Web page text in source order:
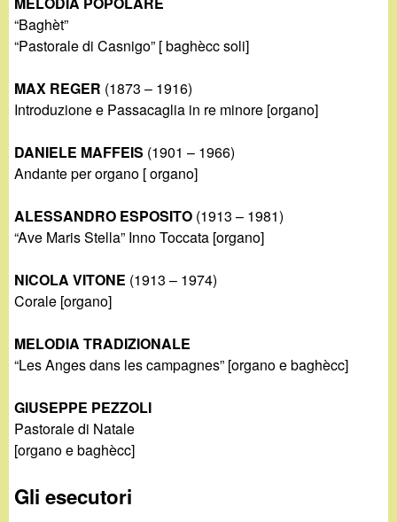
“Baghèt”
“Pastorale di Casnigo” [ baghècc soli]
MAX REGER (1873 – 1916)
Introduzione e Passacaglia in re minore [organo]
DANIELE MAFFEIS (1901 – 1966)
Andante per organo [ organo]
ALESSANDRO ESPOSITO (1913 – 1981)
“Ave Maris Stella” Inno Toccata [organo]
NICOLA VITONE (1913 – 1974)
Corale [organo]
MELODIA TRADIZIONALE
“Les Anges dans les campagnes” [organo e baghècc]
GIUSEPPE PEZZOLI
Pastorale di Natale
[organo e baghècc]
Gli esecutori